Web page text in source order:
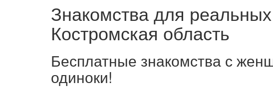
Знакомства для
Костромская область
Бесплатные знакомства с
одиноки!